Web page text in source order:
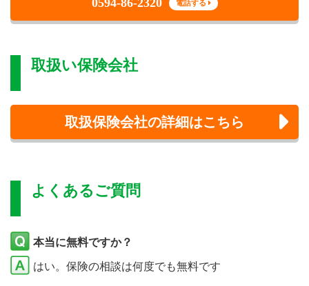
0594-86-2320 電話する
取扱い保険会社
取扱保険会社の詳細はこちら
よくあるご質問
本当に無料ですか？
はい。保険の相談は何度でも無料です